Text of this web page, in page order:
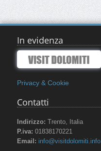
In evidenza
Privacy & Cookie
Contatti
Indirizzo: Trento, Italia
P.iva: 01838170221
Email: info@visitdolomiti.info